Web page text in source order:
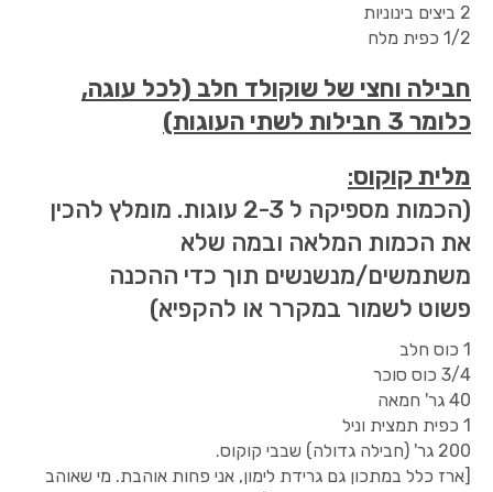
2 ביצים בינוניות
1/2 כפית מלח
חבילה וחצי של שוקולד חלב (לכל עוגה,
כלומר 3 חבילות לשתי העוגות)
מלית קוקוס:
(הכמות מספיקה ל 2-3 עוגות. מומלץ להכין
את הכמות המלאה ובמה שלא
משתמשים/מנשנשים תוך כדי ההכנה
פשוט לשמור במקרר או להקפיא)
1 כוס חלב
3/4 כוס סוכר
40 גר' חמאה
1 כפית תמצית וניל
200 גר' (חבילה גדולה) שבבי קוקוס.
[ארז כלל במתכון גם גרידת לימון, אני פחות אוהבת. מי שאוהב